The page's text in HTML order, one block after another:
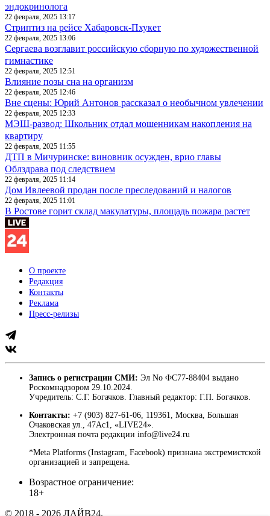
эндокринолога
22 февраля, 2025 13:17
Стриптиз на рейсе Хабаровск-Пхукет
22 февраля, 2025 13:06
Сергаева возглавит российскую сборную по художественной
гимнастике
22 февраля, 2025 12:51
Влияние позы сна на организм
22 февраля, 2025 12:46
Вне сцены: Юрий Антонов рассказал о необычном увлечении
22 февраля, 2025 12:33
МЭШ-развод: Школьник отдал мошенникам накопления на
квартиру
22 февраля, 2025 11:55
ДТП в Мичуринске: виновник осужден, врио главы
Облздрава под следствием
22 февраля, 2025 11:14
Дом Ивлеевой продан после преследований и налогов
22 февраля, 2025 11:01
В Ростове горит склад макулатуры, площадь пожара растет
О проекте
Редакция
Контакты
Реклама
Пресс-релизы
Запись о регистрации СМИ: Эл No ФС77-88404 выдано
Роскомнадзором 29.10.2024.
Учредитель: С.Г. Богачков. Главный редактор: Г.П. Богачков.
Контакты: +7 (903) 827-61-06, 119361, Москва, Большая
Очаковская ул., 47Ас1, «LIVE24».
Электронная почта редакции info@live24.ru
*Meta Platforms (Instagram, Facebook) признана экстремистской
организацией и запрещена.
Возрастное ограничение:
18+
© 2018 - 2026 ЛАЙВ24.